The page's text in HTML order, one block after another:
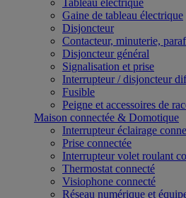
Tableau électrique
Gaine de tableau électrique
Disjoncteur
Contacteur, minuterie,
Disjoncteur général
Signalisation et prise
Interrupteur / disjoncteur
Fusible
Peigne et accessoires de
Maison connectée & Domotique
Interrupteur éclairage
Prise connectée
Interrupteur volet roulant
Thermostat connecté
Visiophone connecté
Réseau numérique et